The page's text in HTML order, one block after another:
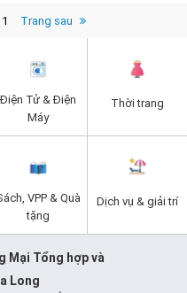
Trang sau
Điện Tử & Điện
Máy
Thời trang
VPP & Quà
tặng
Dịch vụ & giải trí
Mại Tổng hợp và
Long